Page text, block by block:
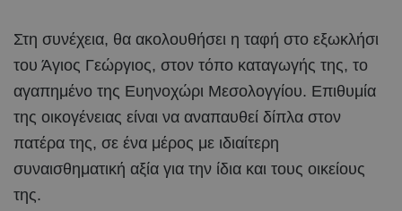
Στη συνέχεια, θα ακολουθήσει η ταφή στο εξωκλήσι
του Άγιος Γεώργιος, στον τόπο καταγωγής της, το
αγαπημένο της Ευηνοχώρι Μεσολογγίου. Επιθυμία
της οικογένειας είναι να αναπαυθεί δίπλα στον
πατέρα της, σε ένα μέρος με ιδιαίτερη
συναισθηματική αξία για την ίδια και τους οικείους
της.